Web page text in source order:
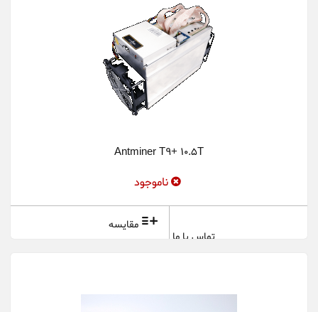
Antminer T9+ 10.5T
ناموجود
تماس با ما
مقایسه